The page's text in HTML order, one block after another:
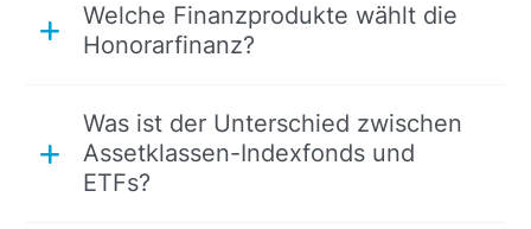
Welche Finanzprodukte wählt die
Honorarfinanz?
Was ist der Unterschied zwischen
Assetklassen-Indexfonds und
ETFs?